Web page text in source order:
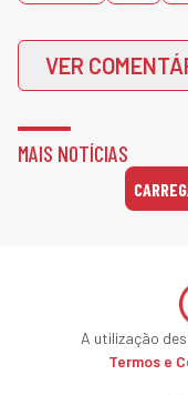
VER
MAIS NOTÍCIAS
A utilização
Termos e